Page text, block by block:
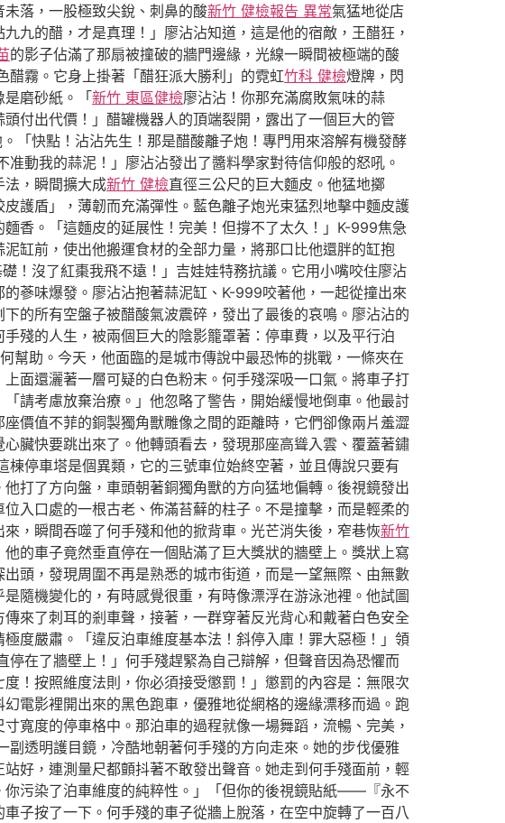
落，一股極致尖銳、刺鼻的酸新竹 健檢報告 異常氣猛地從店
九的醋，才是真理！」廖沾沾知道，這是他的宿敵，王醋狂，
的影子佔滿了那扇被撞破的牆門邊緣，光線一瞬間被極端的酸
霧。它身上掛著「醋狂派大勝利」的霓虹竹科 健檢燈牌，閃
磨砂紙。「 新竹 東區健檢廖沾沾！你那充滿腐敗氣味的蒜
付出代價！」醋罐機器人的頂端裂開，露出了一個巨大的管
「快點！沾沾先生！那是醋酸離子炮！專門用來溶解有機發酵
動我的蒜泥！」廖沾沾發出了醬料學家對待信仰般的怒吼。
法，瞬間擴大成新竹 健檢直徑三公尺的巨大麵皮。他猛地擲
護盾」，薄韌而充滿彈性。藍色離子炮光束猛烈地擊中麵皮護
香。「這麵皮的延展性！完美！但撐不了太久！」K-999焦急
缸前，使出他搬運食材的全部力量，將那口比他還胖的缸抱
！沒了紅棗我飛不遠！」吉娃娃特務抗議。它用小嘴咬住廖沾
蔘味爆發。廖沾沾抱著蒜泥缸、K-999咬著他，一起從撞出來
的所有空盤子被醋酸氣波震碎，發出了最後的哀鳴。廖沾沾的
殘的人生，被兩個巨大的陰影籠罩著：停車費，以及平行泊
幫助。今天，他面臨的是城市傳說中最恐怖的挑戰，一條夾在
面還灑著一層可疑的白色粉末。何手殘深吸一口氣。將車子打
請考慮放棄治療。」他忽略了警告，開始緩慢地倒車。他最討
價值不菲的銅製獨角獸雕像之間的距離時，它們卻像兩片羞澀
臟快要跳出來了。他轉頭看去，發現那座高聳入雲、覆蓋著鏽
停車塔是個異類，它的三號車位始終空著，並且傳說只要有
打了方向盤，車頭朝著銅獨角獸的方向猛地偏轉。後視鏡發出
入口處的一根古老、佈滿苔蘚的柱子。不是撞擊，而是輕柔的
，瞬間吞噬了何手殘和他的掀背車。光芒消失後，窄巷恢新竹
的車子竟然垂直停在一個貼滿了巨大獎狀的牆壁上。獎狀上寫
頭，發現周圍不再是熟悉的城市街道，而是一望無際、由無數
隨機變化的，有時感覺很重，有時像漂浮在游泳池裡。他試圖
來了刺耳的剎車聲，接著，一群穿著反光背心和戴著白色安全
度嚴肅。「違反泊車維度基本法！斜停入庫！罪大惡極！」領
停在了牆壁上！」何手殘趕緊為自己辯解，但聲音因為恐懼而
！按照維度法則，你必須接受懲罰！」懲罰的內容是：無限次
電影裡開出來的黑色跑車，優雅地從網格的邊緣漂移而過。跑
寬度的停車格中。那泊車的過程就像一場舞蹈，流暢、完美，
副透明護目鏡，冷酷地朝著何手殘的方向走來。她的步伐優雅
好，連測量尺都顫抖著不敢發出聲音。她走到何手殘面前，輕
你污染了泊車維度的純粹性。」「但你的後視鏡貼紙——『永不
子按了一下。何手殘的車子從牆上脫落，在空中旋轉了一百八